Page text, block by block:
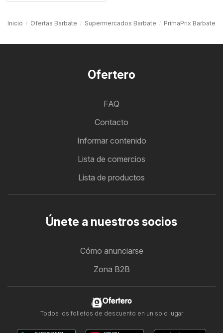
Inicio Ofertas Barbate Supermercados Barbate PrimaPrix Barbate
Ofertero
FAQ
Contacto
Informar contenido
Lista de comercios
Lista de productos
Únete a nuestros socios
Cómo anunciarse
Zona B2B
Ofertero
Todos los folletos de descuento en un solo lugar